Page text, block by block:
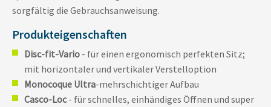
sorgfältig die Gebrauchsanweisung.
Produkteigenschaften
Disc-fit-Vario - für einen ergonomisch perfekten Sitz;
mit horizontaler und vertikaler Verstelloption
Monocoque Ultra-mehrschichtiger Aufbau
Casco-Loc- für schnelles, einhändiges Öffnen und super